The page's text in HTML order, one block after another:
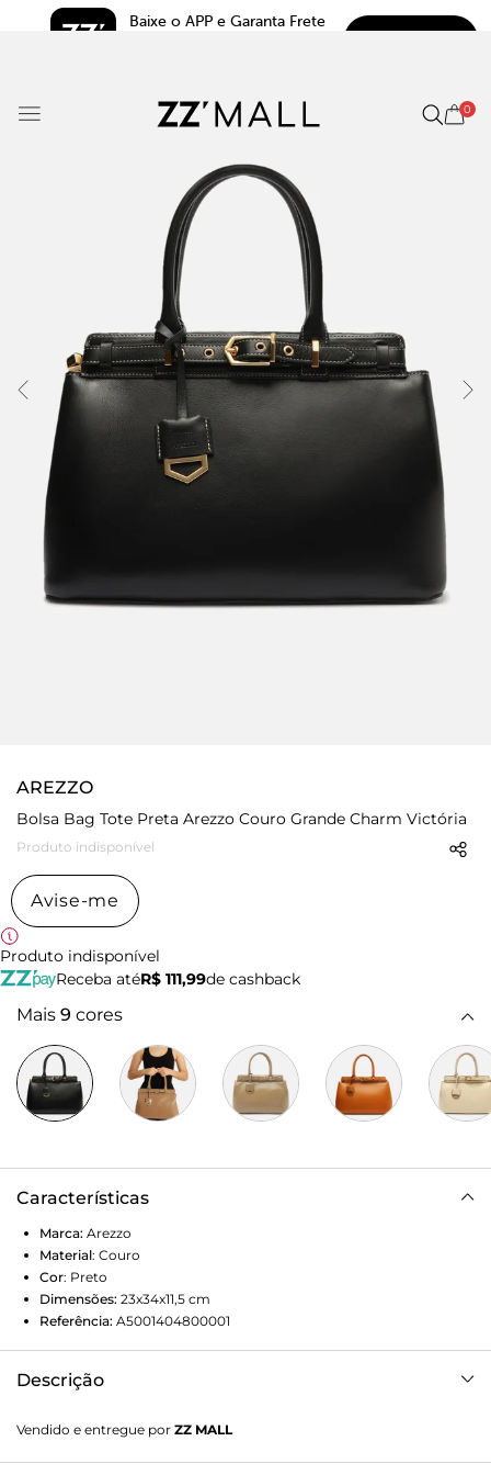
Baixe o APP e Garanta Frete
0
AREZZO
Bolsa Bag Tote Preta Arezzo Couro Grande Charm Victória
Produto indisponível
Avise-me
Produto indisponível
Receba atéR$ 111,99de cashback
Mais 9 cores
Características
Marca: Arezzo
Material: Couro
Cor: Preto
Dimensões: 23x34x11,5 cm
Referência: A5001404800001
Descrição
estruturado, laterais arredondadas e acabamento liso. Traz
duas alças de mão bombadas e fecho superior em zíper
Vendido e entregue por ZZ MALL